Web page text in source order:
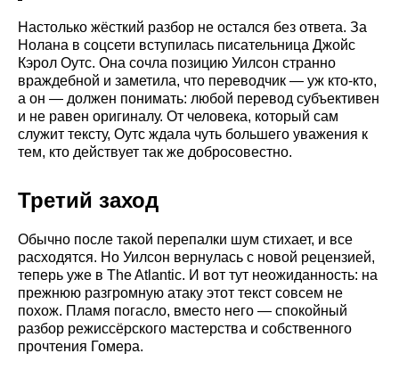
Настолько жёсткий разбор не остался без ответа. За
Нолана в соцсети вступилась писательница Джойс
Кэрол Оутс. Она сочла позицию Уилсон странно
враждебной и заметила, что переводчик — уж кто-кто,
а он — должен понимать: любой перевод субъективен
и не равен оригиналу. От человека, который сам
служит тексту, Оутс ждала чуть большего уважения к
тем, кто действует так же добросовестно.
Третий заход
Обычно после такой перепалки шум стихает, и все
расходятся. Но Уилсон вернулась с новой рецензией,
теперь уже в The Atlantic. И вот тут неожиданность: на
прежнюю разгромную атаку этот текст совсем не
похож. Пламя погасло, вместо него — спокойный
разбор режиссёрского мастерства и собственного
прочтения Гомера.